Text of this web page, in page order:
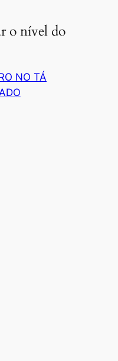
o nível do
NO TÁ